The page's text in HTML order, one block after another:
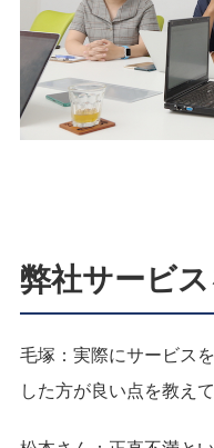
弊社サービ
毛塚： 実際にサービス
した方が良い点を教え